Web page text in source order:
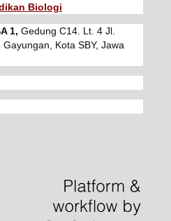
Biologi
1, Gedung C14. Lt. 4 Jl.
Kota SBY, Jawa